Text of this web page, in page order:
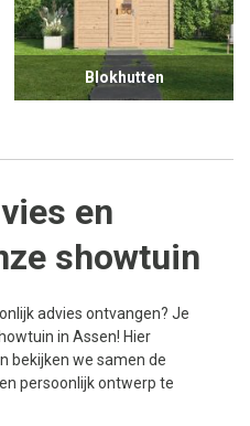
Blokhutten
en
showtuin
advies ontvangen? Je
in Assen! Hier
bekijken we samen de
persoonlijk ontwerp te